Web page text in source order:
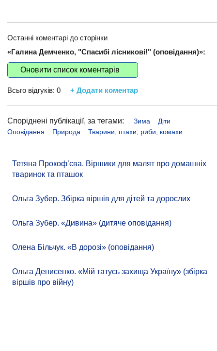
Останні коментарі до сторінки
«Галина Демченко, "Спасибі лісникові!" (оповідання)»:
Оновити список коментарів
Всьго відгуків: 0 + Додати коментар
Споріднені публікації, за тегами: Зима
Діти
Оповідання
Природа Тварини, птахи, риби, комахи
Тетяна Прокоф’єва. Віршики для малят про домашніх
тваринок та пташок
Ольга Зубер. Збірка віршів для дітей та дорослих
Ольга Зубер. «Дивина» (дитяче оповідання)
Олена Більчук. «В дорозі» (оповідання)
Ольга Денисенко. «Мій татусь захища Україну» (збірка
віршів про війну)